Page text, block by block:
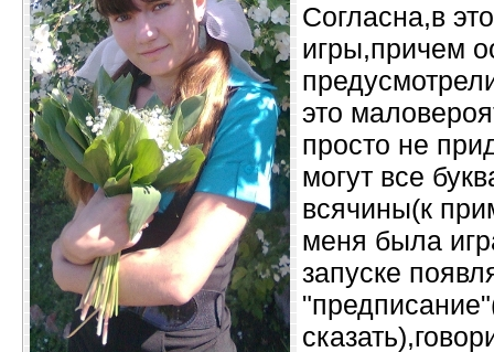
Согласна,в
игры,причем
это
просто не
могут все
всячины(к
меня была
запуске